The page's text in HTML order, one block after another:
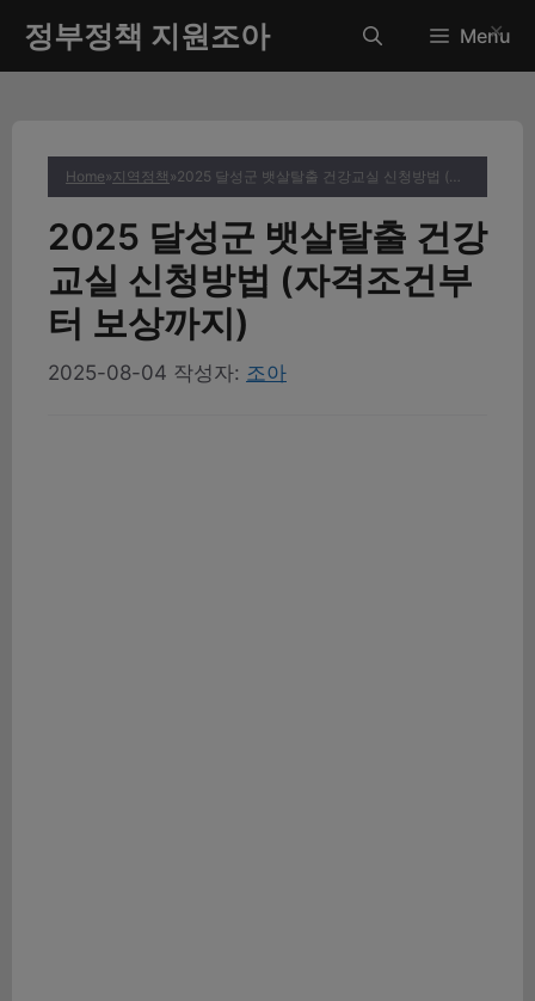
츠
정부정책 지원조아 Menu
Home»지역정책 » 2025 달성군 뱃살탈출 건강교실 신청방법 (자격조건부터 보상까지)
2025 달성군 뱃살탈출 건강
교실 신청방법 (자격조건부
터 보상까지)
2025-08-04 작성자: 조아
✕